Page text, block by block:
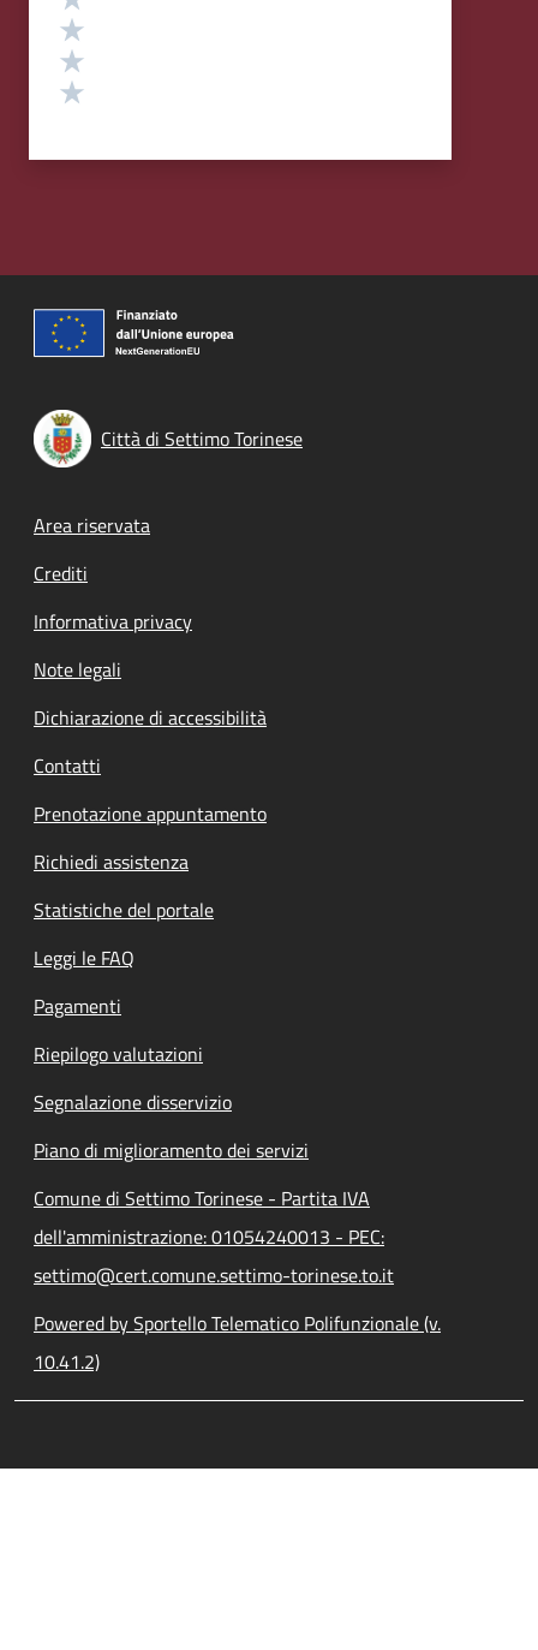
Città di Settimo Torinese
Footer menu
Area riservata
Crediti
Informativa privacy
Note legali
Dichiarazione di accessibilità
Contatti
Prenotazione appuntamento
Richiedi assistenza
Statistiche del portale
Leggi le FAQ
Pagamenti
Riepilogo valutazioni
Segnalazione disservizio
Piano di miglioramento dei servizi
Comune di Settimo Torinese - Partita IVA
dell'amministrazione: 01054240013 - PEC:
settimo@cert.comune.settimo-torinese.to.it
Powered by Sportello Telematico Polifunzionale (v.
10.41.2)